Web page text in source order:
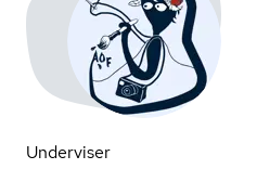
Underviser